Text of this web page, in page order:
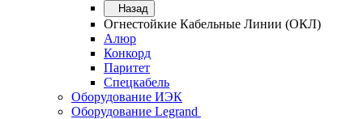
Назад
Огнестойкие Кабельные Линии (ОКЛ)
Алюр
Конкорд
Паритет
Спецкабель
Оборудование ИЭК
Оборудование Legrand